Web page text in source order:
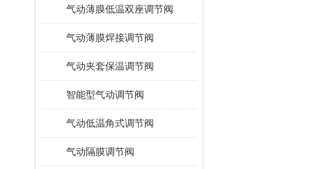
气动薄膜低温双座调节阀
气动薄膜焊接调节阀
气动夹套保温调节阀
智能型气动调节阀
气动低温角式调节阀
气动隔膜调节阀